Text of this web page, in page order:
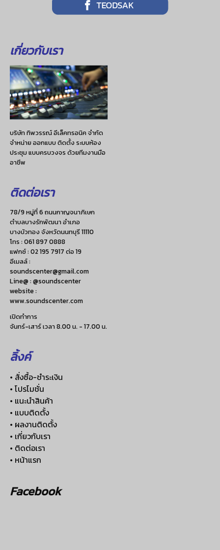
เกี่ยวกับเรา
บริษัท ทิพวรรณ์ อีเล็คทรอนิค จำกัด
จำหน่าย ออกแบบ ติดตั้ง ระบบห้อง
ประชุม แบบครบวงจร ด้วยทีมงานมือ
อาชีพ
ติดต่อเรา
78/9 หมู่ที่ 6 ถนนกาญจนาภิเษก
ตำบลบางรักพัฒนา อำเภอ
บางบัวทอง จังหวัดนนทบุรี 11110
โทร :061 897 0888
แฟกซ์ :02 195 7917 ต่อ 19
อีเมลล์ :
soundscenter@gmail.com
Line@ : @soundscenter
website :
www.soundscenter.com
เปิดทำการ
จันทร์-เสาร์ เวลา 8.00 น. - 17.00 น.
ลิ้งค์
• สั่งซื้อ-ชำระเงิน
• โปรโมชั่น
• แนะนำสินค้า
• แบบติดตั้ง
• ผลงานติดตั้ง
• เกี่ยวกับเรา
• ติดต่อเรา
• หน้าแรก
Facebook